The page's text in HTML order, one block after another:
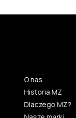
O nas
Historia MZ
Dlaczego MZ?